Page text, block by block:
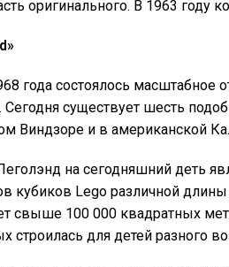
оригинального. В 1963 году
»
года состоялось масштабное
Сегодня существует шесть
Виндзоре и в американской
на сегодняшний деть
кубиков Lego различной
свыше 100 000 квадратных
строилась для детей разного